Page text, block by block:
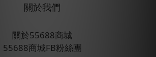
關於我們
關於55688商城
55688商城FB粉絲團